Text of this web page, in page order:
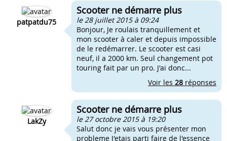
Kymco agility ne demarre plus
Ma dirt ne demarre plus et plus de compression
patpatdu75
Scooter ne démarre plus
le 28 juillet 2015 à 09:24
Bonjour, Je roulais tranquillement et
mon scooter à caler et depuis impossible
de le redémarrer. Le scooter est casi
neuf, il a 2000 km. Seul changement pot
touring fait par un pro. J'ai donc...
Voir les 28 réponses
LakZy
Scooter ne démarre plus
le 27 octobre 2015 à 19:20
Salut donc je vais vous présenter mon
probleme J'etais parti faire de l'essence